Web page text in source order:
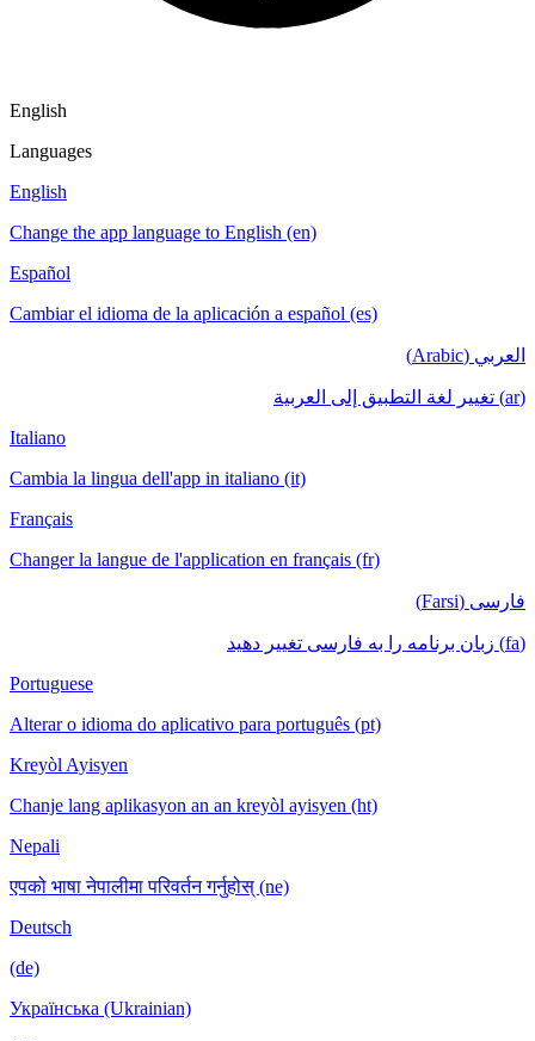
English
Languages
English
Change the app language to English (en)
Español
Cambiar el idioma de la aplicación a español (es)
العربي (Arabic)
(ar) تغيير لغة التطبيق إلى العربية
Italiano
Cambia la lingua dell'app in italiano (it)
Français
Changer la langue de l'application en français (fr)
فارسی (Farsi)
(fa) زبان برنامه را به فارسی تغییر دهید
Portuguese
Alterar o idioma do aplicativo para português (pt)
Kreyòl Ayisyen
Chanje lang aplikasyon an an kreyòl ayisyen (ht)
Nepali
एपको भाषा नेपालीमा परिवर्तन गर्नुहोस् (ne)
Deutsch
(de)
Українська (Ukrainian)